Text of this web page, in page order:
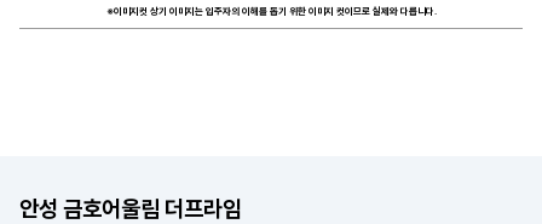
※이미지컷 상기 이미지는 입주자의 이해를 돕기 위한 이미지 컷이므로 실제와 다릅니다.
안성 금호어울림 더프라임